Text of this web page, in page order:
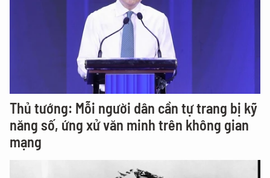
Thủ tướng: Mỗi người dân cần tự trang bị kỹ
năng số, ứng xử văn minh trên không gian
mạng